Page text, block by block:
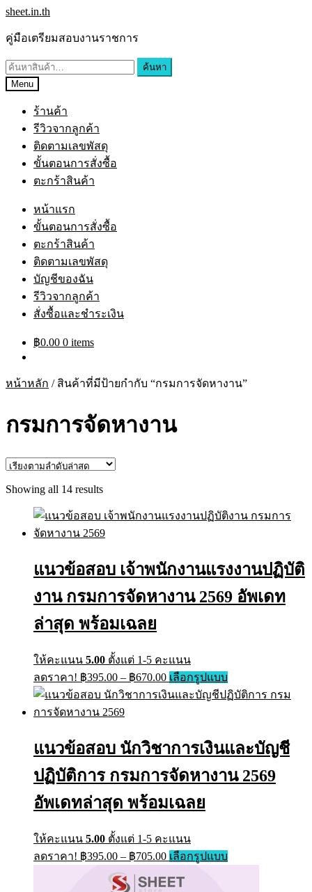
Skip
navigation
Skip
content
sheet.in.th
คู่มือเตรียมสอบงานราชการ
ค้นหา:
ค้นหา
Menu
ร้านค้า
รีวิวจากลูกค้า
ติดตามเลขพัสดุ
ขั้นตอนการสั่งซื้อ
ตะกร้าสินค้า
หน้าแรก
ขั้นตอนการสั่งซื้อ
ตะกร้าสินค้า
ติดตามเลขพัสดุ
บัญชีของฉัน
รีวิวจากลูกค้า
สั่งซื้อและชำระเงิน
฿0.00 0 items
หน้าหลัก / สินค้าที่มีป้ายกำกับ “กรมการจัดหางาน”
กรมการจัดหางาน
Showing all 14 resultsSorted
latest
แนวข้อสอบ เจ้าพนักงานแรงงานปฏิบัติ
งาน กรมการจัดหางาน 2569 อัพเดท
ล่าสุด พร้อมเฉลย
ให้คะแนน 5.00 ตั้งแต่ 1-5 คะแนน
ลดราคา! ฿395.00 – ฿670.00Price
range:
฿395.00
เลือกรูปแบบThis
product
has
options
be
chosen
แนวข้อสอบ นักวิชาการเงินและบัญชี
ปฏิบัติการ กรมการจัดหางาน 2569
อัพเดทล่าสุด พร้อมเฉลย
ให้คะแนน 5.00 ตั้งแต่ 1-5 คะแนน
ลดราคา! ฿395.00 – ฿705.00Price
range:
฿395.00
เลือกรูปแบบThis
product